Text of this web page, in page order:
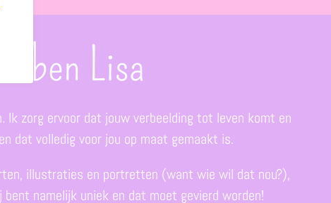
ik ben Lisa
Ik zorg ervoor dat jouw verbeelding tot leven komt en
dat volledig voor jou op maat gemaakt is.
illustraties en portretten (want wie wil dat nou?),
namelijk uniek en dat moet gevierd worden!